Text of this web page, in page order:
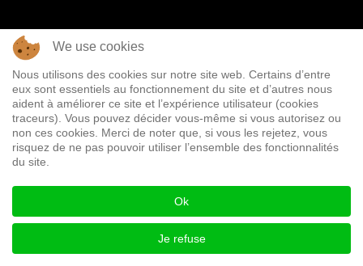
We use cookies
Nous utilisons des cookies sur notre site web. Certains d’entre
eux sont essentiels au fonctionnement du site et d’autres nous
aident à améliorer ce site et l’expérience utilisateur (cookies
traceurs). Vous pouvez décider vous-même si vous autorisez ou
non ces cookies. Merci de noter que, si vous les rejetez, vous
risquez de ne pas pouvoir utiliser l’ensemble des fonctionnalités
du site.
Ok
Je refuse